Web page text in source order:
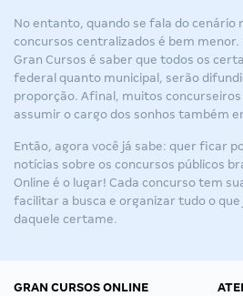
No entanto, quando se fala do cenário
concursos centralizados é bem menor.
Gran Cursos é saber que todos os
federal quanto municipal, serão
proporção. Afinal, muitos
assumir o cargo dos sonhos também
Então, agora você já sabe: quer ficar
notícias sobre os concursos públicos
Online é o lugar! Cada concurso tem
facilitar a busca e organizar tudo o
daquele certame.
GRAN CURSOS ONLINE